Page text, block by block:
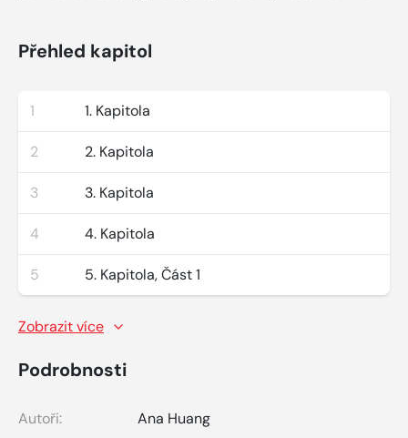
Přehled kapitol
1 1. Kapitola
2 2. Kapitola
3 3. Kapitola
4 4. Kapitola
5 5. Kapitola, Část 1
Zobrazit více
Podrobnosti
Autoři:
Ana Huang